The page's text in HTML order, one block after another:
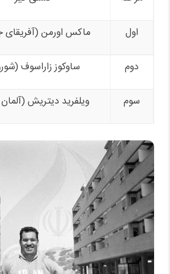
اول ماکس اورمن (آفریقای
دوم ساوکوز زاراسوف
سوم ویلفرید دیتریش